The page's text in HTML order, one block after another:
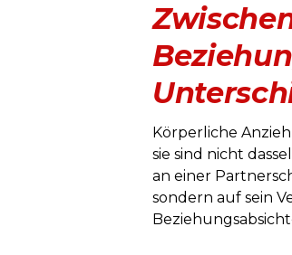
Körperliche
sie sind nicht
an einer
sondern auf sein